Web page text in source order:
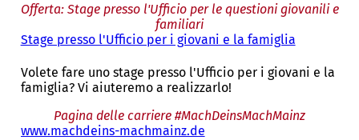
Offerta: Stage presso l'Ufficio per le questioni giovanili e
familiari
Stage presso l'Ufficio per i giovani e la famiglia
Volete fare uno stage presso l'Ufficio per i giovani e la
famiglia? Vi aiuteremo a realizzarlo!
Pagina delle carriere #MachDeinsMachMainz
www.machdeins-machmainz.de